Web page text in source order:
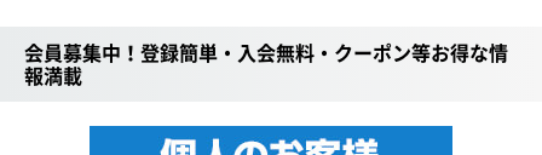
会員募集中！登録簡単・入会無料・クーポン等お得な情
報満載